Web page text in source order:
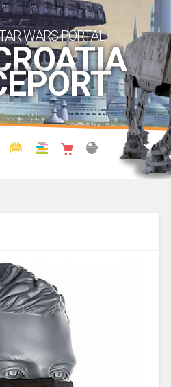
WARS PORTAL